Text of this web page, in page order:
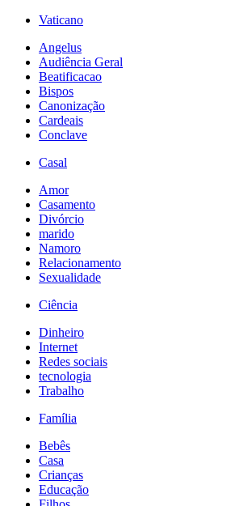
Vaticano
Angelus
Audiência Geral
Beatificacao
Bispos
Canonização
Cardeais
Conclave
Casal
Amor
Casamento
Divórcio
marido
Namoro
Relacionamento
Sexualidade
Ciência
Dinheiro
Internet
Redes sociais
tecnologia
Trabalho
Família
Bebês
Casa
Crianças
Educação